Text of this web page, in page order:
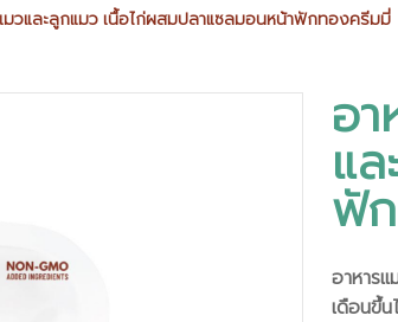
วและลูกแมว เนื้อไก่ผสมปลาแซลมอนหน้าฟักทองครีมมี่
อ
แ
ฟั
อาหาร
เดือนขึ้น